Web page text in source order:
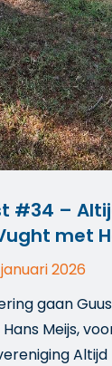
#34 –
met
2026
gaan
Meijs,
Altijd